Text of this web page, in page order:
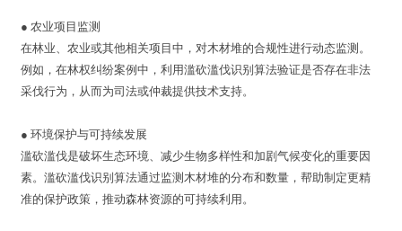
● 农业项目监测
在林业、农业或其他相关项目中，对木材堆的合规性进行动态监测。
例如，在林权纠纷案例中，利用滥砍滥伐识别算法验证是否存在非法
采伐行为，从而为司法或仲裁提供技术支持。
●环境保护与可持续发展
滥砍滥伐是破坏生态环境、减少生物多样性和加剧气候变化的重要因
素。滥砍滥伐识别算法通过监测木材堆的分布和数量，帮助制定更精
准的保护政策，推动森林资源的可持续利用。